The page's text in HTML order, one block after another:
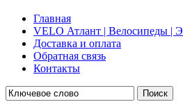
Главная
VELO Атлант | Велосипеды |
Доставка и оплата
Обратная связь
Контакты
Поиск